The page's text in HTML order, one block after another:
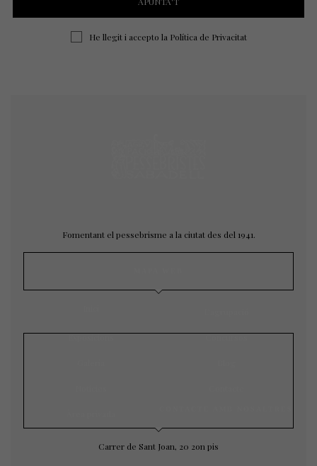
He llegit i accepto la Política de Privacitat
Fomentant el pessebrisme a la ciutat des del 1941.
Exposicions Concursos
Carrer de Sant Joan, 20 2on pis